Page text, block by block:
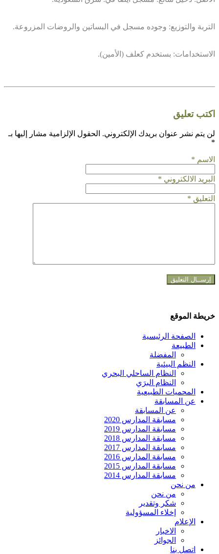
التربة والتوزيع: وجوده مسجل في البساتين والروضات المزروعة.
الاستخدامات: بستخدم كعلف (الأمين).
اكتب تعليق
لن يتم نشر عنوان بريدك الإلكتروني. الحقول الإلزامية مشار إليها بـ
*
الاسم *
البريد الالكتروني *
التعليق *
خريطة الموقع
الصفحة الرئيسية
الطبيعة
المفضلة
النظم البيئية
النظام الساحلي البحري
النظام البرَي
المحميات الطبيعية
عن المسابقة
عن المسابقة
مسابقة المدارس 2020
مسابقة المدارس 2019
مسابقة المدارس 2018
مسابقة المدارس 2017
مسابقة المدارس 2016
مسابقة المدارس 2015
مسابقة المدارس 2014
من نحن
من نحن
شكر وتقدير
إخلاء المسؤولية
الإعلام
الاخبار
الجوائز
اتصل بنا